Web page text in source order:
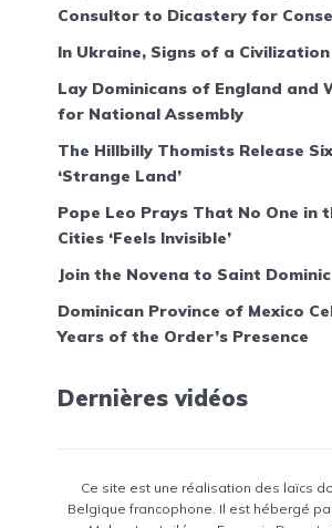
Consultor to Dicastery for
In Ukraine, Signs of a
Lay Dominicans of England and
for National Assembly
The Hillbilly Thomists Release
‘Strange Land’
Pope Leo Prays That No One in
Cities ‘Feels Invisible’
Join the Novena to Saint Dominic
Dominican Province of Mexico
Years of the Order’s Presence
Dernières vidéos
Ce site est une réalisation des laïcs
Belgique francophone. Il est hébergé